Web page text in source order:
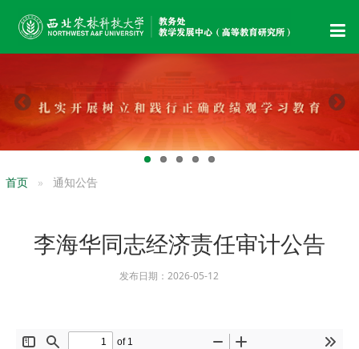
首页 通知公告
李海华同志经济责任审计公告
发布日期：2026-05-12